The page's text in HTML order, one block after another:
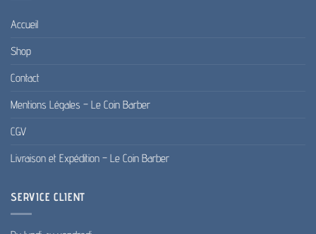
Accueil
Shop
Contact
Mentions Légales – Le Coin Barber
CGV
Livraison et Expédition – Le Coin Barber
SERVICE CLIENT